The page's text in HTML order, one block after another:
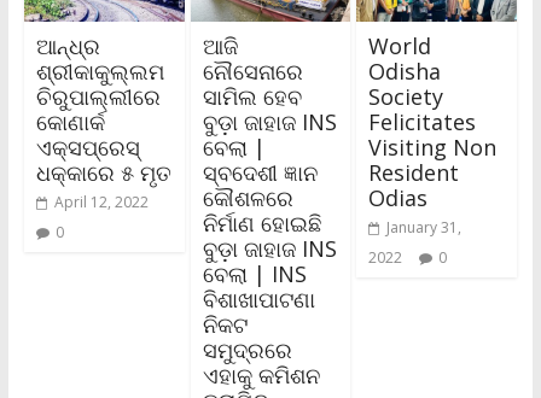
ଆନ୍ଧ୍ର
ଶ୍ରୀକାକୁଲ୍ଲମ
ଚିରୁପାଲ୍ଲୀରେ
କୋଣାର୍କ
ଏକ୍ସପ୍ରେସ୍‌
ଧକ୍କାରେ ୫ ମୃତ
April 12, 2022
0
ଆଜି
ନୌସେନାରେ
ସାମିଲ ହେବ
ବୁଡ଼ା ଜାହାଜ INS
ବେଲା |
ସ୍ବଦେଶୀ ଜ୍ଞାନ
କୌଶଳରେ
ନିର୍ମାଣ ହୋଇଛି
ବୁଡ଼ା ଜାହାଜ INS
ବେଲା | INS
ବିଶାଖାପାଟଣା
ନିକଟ
ସମୁଦ୍ରରେ
ଏହାକୁ କମିଶନ
World
Odisha
Society
Felicitates
Visiting Non
Resident
Odias
January 31,
2022
0